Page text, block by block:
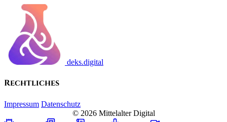
deks.digital
Rechtliches
Impressum Datenschutz
© 2026 Mittelalter Digital